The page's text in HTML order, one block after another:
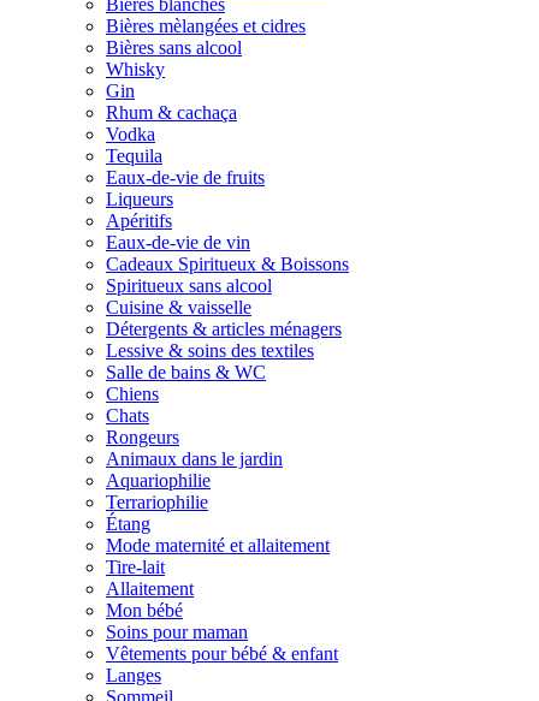
Bières blanches
Bières mèlangées et cidres
Bières sans alcool
Whisky
Gin
Rhum & cachaça
Vodka
Tequila
Eaux-de-vie de fruits
Liqueurs
Apéritifs
Eaux-de-vie de vin
Cadeaux Spiritueux & Boissons
Spiritueux sans alcool
Cuisine & vaisselle
Détergents & articles ménagers
Lessive & soins des textiles
Salle de bains & WC
Chiens
Chats
Rongeurs
Animaux dans le jardin
Aquariophilie
Terrariophilie
Étang
Mode maternité et allaitement
Tire-lait
Allaitement
Mon bébé
Soins pour maman
Vêtements pour bébé & enfant
Langes
Sommeil